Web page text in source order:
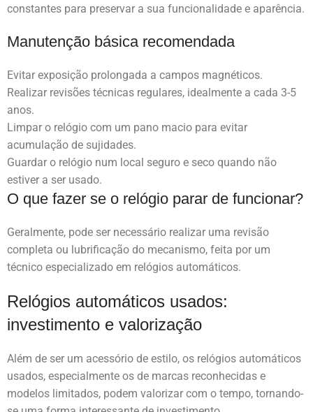
constantes para preservar a sua funcionalidade e aparência.
Manutenção básica recomendada
Evitar exposição prolongada a campos magnéticos.
Realizar revisões técnicas regulares, idealmente a cada 3-5
anos.
Limpar o relógio com um pano macio para evitar
acumulação de sujidades.
Guardar o relógio num local seguro e seco quando não
estiver a ser usado.
O que fazer se o relógio parar de funcionar?
Geralmente, pode ser necessário realizar uma revisão
completa ou lubrificação do mecanismo, feita por um
técnico especializado em relógios automáticos.
Relógios automáticos usados:
investimento e valorização
Além de ser um acessório de estilo, os relógios automáticos
usados, especialmente os de marcas reconhecidas e
modelos limitados, podem valorizar com o tempo, tornando-